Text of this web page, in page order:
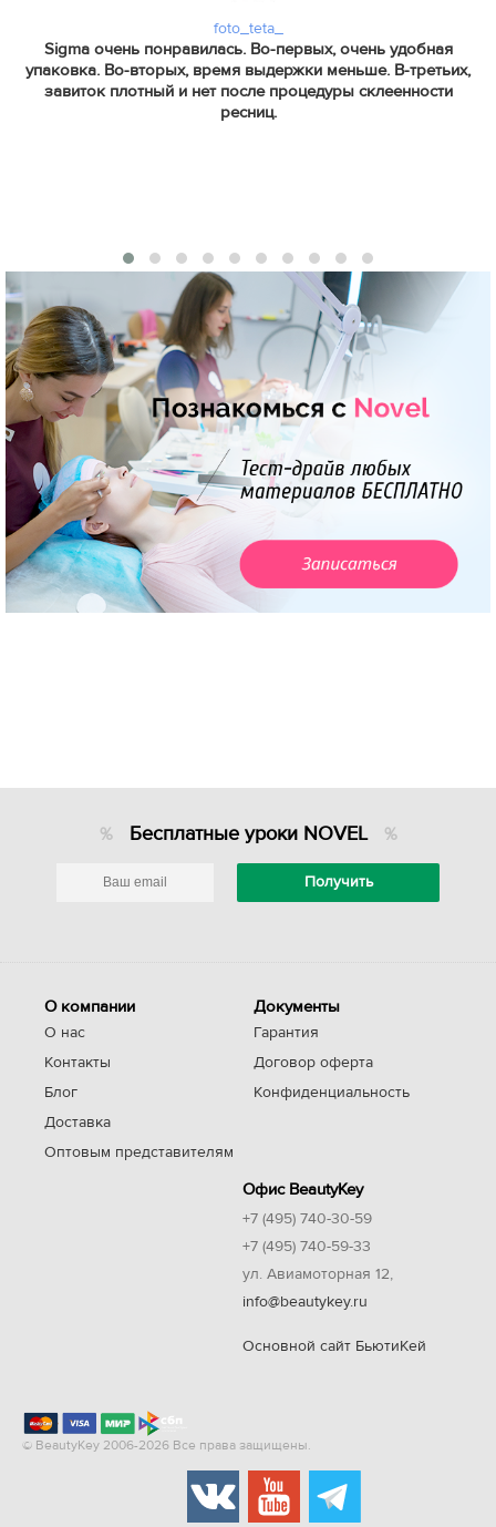
foto_teta_
Sigma очень понравилась. Во-первых, очень удобная
упаковка. Во-вторых, время выдержки меньше. В-третьих,
завиток плотный и нет после процедуры склеенности
ресниц.
Бесплатные уроки NOVEL
О компании
О нас
Контакты
Блог
Доставка
Оптовым представителям
Документы
Гарантия
Договор оферта
Конфиденциальность
Офис BeautyKey
+7 (495) 740-30-59
+7 (495) 740-59-33
ул. Авиамоторная 12,
info@beautykey.ru
Основной сайт БьютиКей
© BeautyKey 2006-2026 Все права защищены.